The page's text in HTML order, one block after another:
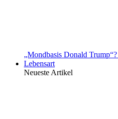
„Mondbasis Donald
Lebensart
Neueste Artikel